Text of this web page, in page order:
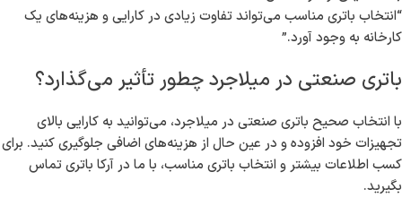
“انتخاب باتری مناسب می‌تواند تفاوت زیادی در کارایی و هزینه‌های یک
کارخانه به وجود آورد.”
باتری صنعتی در میلاجرد چطور تأثیر می‌گذارد؟
با انتخاب صحیح باتری صنعتی در میلاجرد، می‌توانید به کارایی بالای
تجهیزات خود افزوده و در عین حال از هزینه‌های اضافی جلوگیری کنید. برای
کسب اطلاعات بیشتر و انتخاب باتری مناسب، با ما در آرکا باتری تماس
بگیرید.